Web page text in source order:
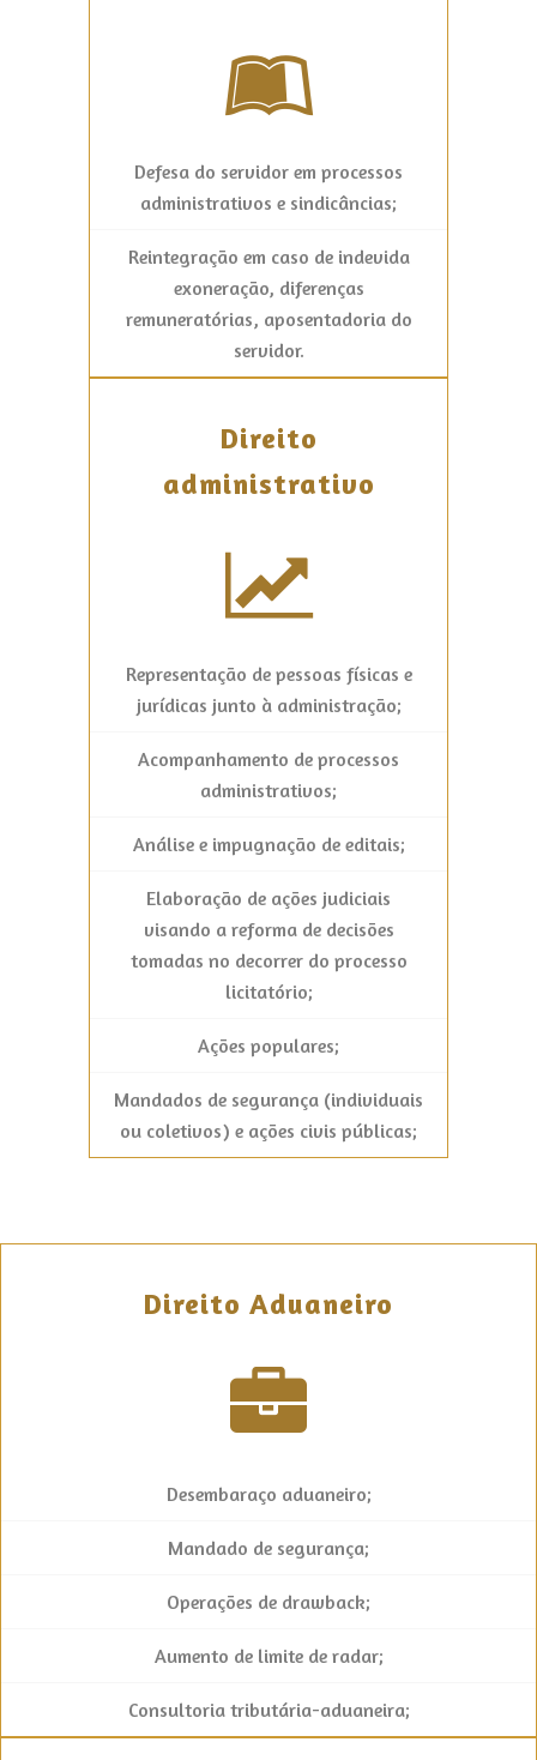
Defesa do servidor em processos
administrativos e sindicâncias;
Reintegração em caso de indevida
exoneração, diferenças
remuneratórias, aposentadoria do
servidor.
Direito
administrativo
Representação de pessoas físicas e
jurídicas junto à administração;
Acompanhamento de processos
administrativos;
Análise e impugnação de editais;
Elaboração de ações judiciais
visando a reforma de decisões
tomadas no decorrer do processo
licitatório;
Ações populares;
Mandados de segurança (individuais
ou coletivos) e ações civis públicas;
Direito Aduaneiro
Desembaraço aduaneiro;
Mandado de segurança;
Operações de drawback;
Aumento de limite de radar;
Consultoria tributária-aduaneira;